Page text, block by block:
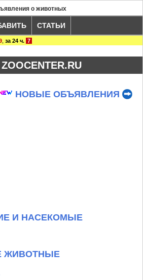
о животных
СТАТЬИ
за 24 ч. 7
НОВЫЕ ОБЪЯВЛЕНИЯ
И НАСЕКОМЫЕ
ЖИВОТНЫЕ